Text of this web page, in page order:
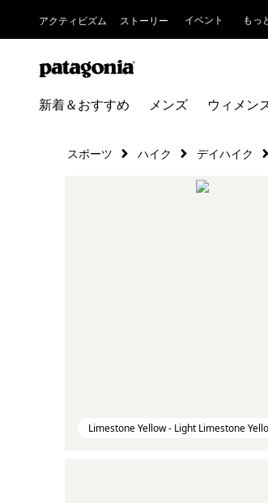
アクティビズム ストーリー イベント もっ
新着＆おすすめ メンズ ウィメン
スポーツ ハイク デイハイク
Limestone Yellow - Light Limestone